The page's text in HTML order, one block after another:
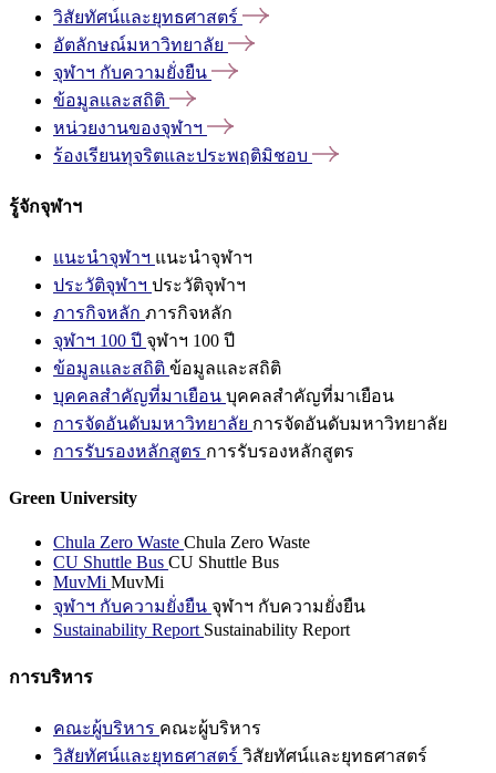
วิสัยทัศน์และยุทธศาสตร์
อัตลักษณ์มหาวิทยาลัย
จุฬาฯ กับความยั่งยืน
ข้อมูลและสถิติ
หน่วยงานของจุฬาฯ
ร้องเรียนทุจริตและประพฤติมิชอบ
รู้จักจุฬาฯ
แนะนำจุฬาฯ แนะนำจุฬาฯ
ประวัติจุฬาฯ ประวัติจุฬาฯ
ภารกิจหลัก ภารกิจหลัก
จุฬาฯ 100 ปี จุฬาฯ 100 ปี
ข้อมูลและสถิติ ข้อมูลและสถิติ
บุคคลสำคัญที่มาเยือน บุคคลสำคัญที่มาเยือน
การจัดอันดับมหาวิทยาลัย การจัดอันดับมหาวิทยาลัย
การรับรองหลักสูตร การรับรองหลักสูตร
Green University
Chula Zero Waste Chula Zero Waste
CU Shuttle Bus CU Shuttle Bus
MuvMi MuvMi
จุฬาฯ กับความยั่งยืน จุฬาฯ กับความยั่งยืน
Sustainability Report Sustainability Report
การบริหาร
คณะผู้บริหาร คณะผู้บริหาร
วิสัยทัศน์และยุทธศาสตร์ วิสัยทัศน์และยุทธศาสตร์